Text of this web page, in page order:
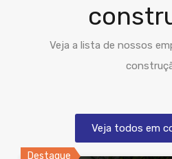
Veja a lista de nossos
Veja todos em
Destaque